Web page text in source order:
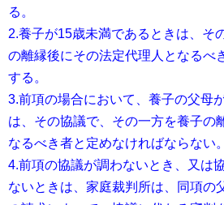
る。
2.養子が15歳未満であるときは、そ
の離縁後にその法定代理人となるべ
する。
3.前項の場合において、養子の父母
は、その協議で、その一方を養子の
なるべき者と定めなければならない。
4.前項の協議が調わないとき、又は
ないときは、家庭裁判所は、同項の